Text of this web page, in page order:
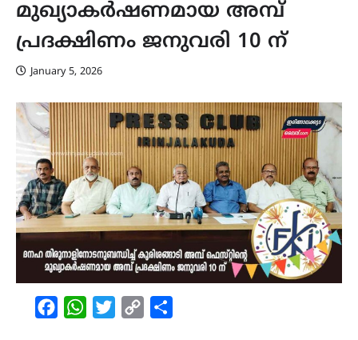
മുഖ്യാകർഷണമായ അമ്പ്
പ്രദക്ഷിണം ജനുവരി 10 ന്
January 5, 2026
FacebookWhatsAppTwitterCopy